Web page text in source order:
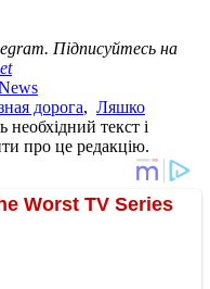
Підписуйтесь на
дорога, Ляшко
текст і
про це редакцію.